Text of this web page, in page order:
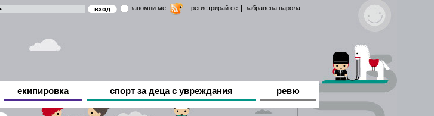
запомни ме регистрирай се забравена парола
екипировка спорт за деца с увреждания ревю